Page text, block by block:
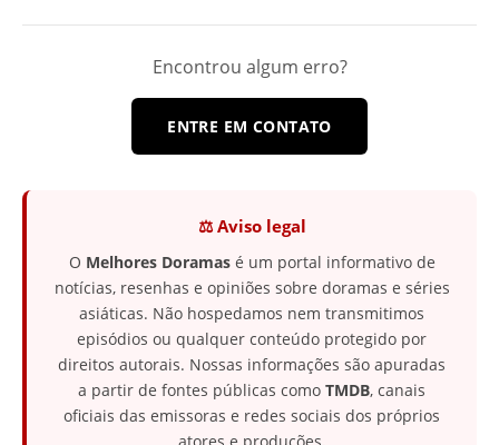
Encontrou algum erro?
ENTRE EM CONTATO
⚖️ Aviso legal
O Melhores Doramasé um portal informativo de
notícias, resenhas e opiniões sobre doramas e séries
asiáticas. Não hospedamos nem transmitimos
episódios ou qualquer conteúdo protegido por
direitos autorais. Nossas informações são apuradas
a partir de fontes públicas como TMDB, canais
oficiais das emissoras e redes sociais dos próprios